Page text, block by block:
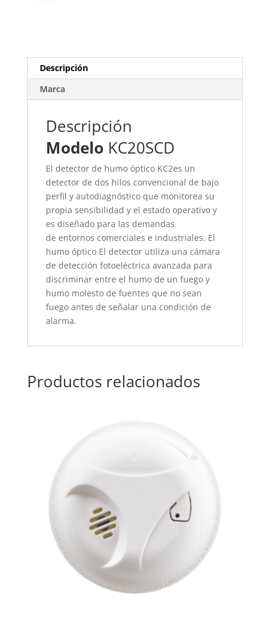
Descripción
Marca
Descripción
Modelo KC20SCD
El detector de humo óptico KC2es un
detector de dos hilos convencional de bajo
perfil y autodiagnóstico que monitorea su
propia sensibilidad y el estado operativo y
es diseñado para las demandas
de entornos comerciales e industriales. El
humo óptico El detector utiliza una cámara
de detección fotoeléctrica avanzada para
discriminar entre el humo de un fuego y
humo molesto de fuentes que no sean
fuego antes de señalar una condición de
alarma.
Productos relacionados